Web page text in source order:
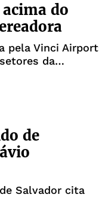
do
pela Vinci
da
de
Salvador cita